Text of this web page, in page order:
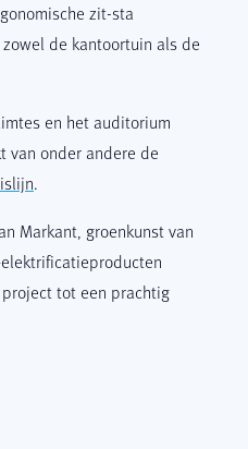
zit-sta
de kantoortuin als de
en het auditorium
van onder andere de
.
Markant, groenkunst van
tot een prachtig